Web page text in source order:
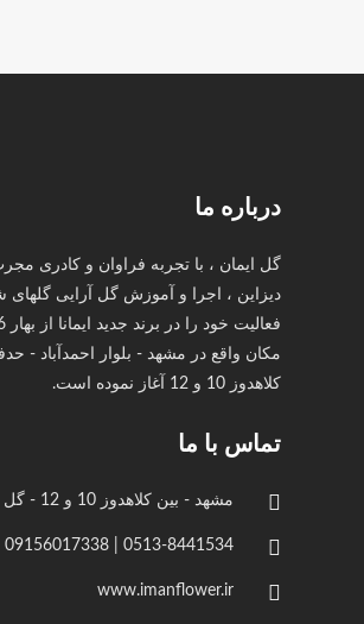
درباره ما
گل ایمان ، با تجربه فراوان و کادری
دیزاین ، اجرا و آموزش گل آرایی گلهای
مکان واقع در مشهد - بلوار احمدآباد -
کلاهدوز 10 و 12 آغاز نموده است.
تماس با ما
مشهد - بین کلاهدوز 10 و 12 - گل ایمان
0513-8441534 | 09156017338
www.imanflower.ir